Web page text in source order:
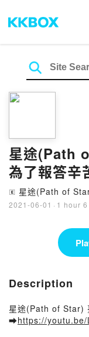
星途(Path
為了報答辛
0應該不難
🄴 星途(Path of
2021-06-01 · 1 hour
Description
星途(Path of Star)
➡https://youtu.be/